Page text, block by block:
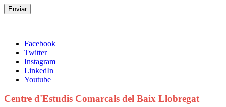
Facebook
Twitter
Instagram
LinkedIn
Youtube
Centre d'Estudis Comarcals del Baix Llobregat